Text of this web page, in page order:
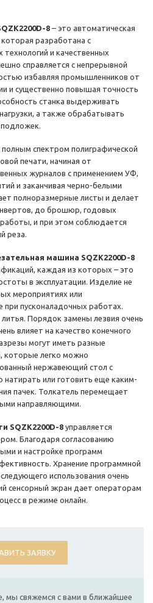
8 – это автоматическая
разработана с
и качественных
справляется с непрерывной
избавляя промышленников от
и существенно повышая точность
станка выдерживать
а также обрабатывать
спектром полиграфической
печати, начиная от
журналов с применением УФ,
и заканчивая черно-белыми
полноразмерные листы и делает
до брошюр, годовых
и при этом соблюдается
реза.
машина SQZK2200D-8
каждая из которых – это
в эксплуатации. Изделие не
мероприятиях или
пусконаладочных работах.
Порядок замены лезвия очень
влияет на качество конечного
могут иметь разные
которые легко можно
нержавеющий стол с
или готовить еще каким-
пачек. Толкатель перемещает
направляющими.
SQZK2200D-8 управляется
Благодаря согласованию
и настройке программ
Хранение программной
использования очень
сенсорный экран дает операторам
в режиме онлайн.
ЗАЯВКУ
мы свяжемся с вами в ближайшее